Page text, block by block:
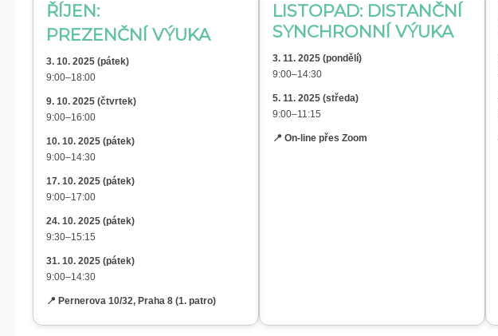
ŘÍJEN:
PREZENČNÍ VÝUKA
3. 10. 2025 (pátek)
9:00–18:00
9. 10. 2025 (čtvrtek)
9:00–16:00
10. 10. 2025 (pátek)
9:00–14:30
17. 10. 2025 (pátek)
9:00–17:00
24. 10. 2025 (pátek)
9:30–15:15
31. 10. 2025 (pátek)
9:00–14:30
📍 Pernerova 10/32, Praha 8 (1. patro)
LISTOPAD: DISTANČNÍ
SYNCHRONNÍ VÝUKA
3. 11. 2025 (pondělí)
9:00–14:30
5. 11. 2025 (středa)
9:00–11:15
📍 On-line přes Zoom